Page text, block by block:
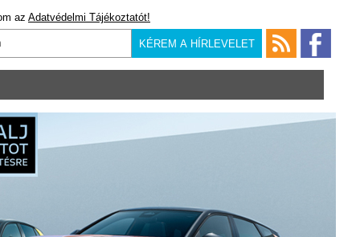
az Adatvédelmi Tájékoztatót!